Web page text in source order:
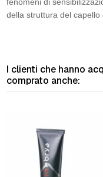
fenomeni di
della struttura del capello
I clienti che hanno
comprato anche: